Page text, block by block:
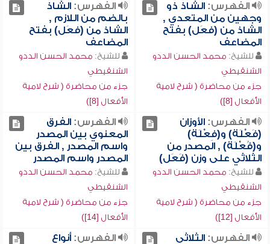
الفهرس:الشاذ ذو
وجهين من المتعدي ,
الشاذ من (فعَل) بفتح
المضاعف
للشيخ: محمد الحسن الددو
الشنقيطي
جزء من محاضرة ( شرح لامية
الأفعال [8])
الفهرس:الشاذ
بالضم من اللازم ,
الشاذ من (فعَل) بفتح
المضاعف
للشيخ: محمد الحسن الددو
الشنقيطي
جزء من محاضرة ( شرح لامية
الأفعال [8])
الفهرس:الأوزان
(فَعْلَة) و(فِعْلَة)
و(فُعْلَة) , المصدر من
الثلاثي على وزن (فَعَل)
للشيخ: محمد الحسن الددو
الشنقيطي
جزء من محاضرة ( شرح لامية
الأفعال [12])
الفهرس:الفرق
المعنوي بين المصدر
واسم المصدر , الفرق بين
المصدر واسم المصدر
للشيخ: محمد الحسن الددو
الشنقيطي
جزء من محاضرة ( شرح لامية
الأفعال [14])
الفهرس:الثلاثي
الفهرس:أنواع